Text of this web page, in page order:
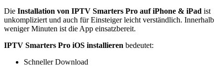
Die Installation von IPTV Smarters Pro auf iPhone & iPad ist
unkompliziert und auch für Einsteiger leicht verständlich. Innerhalb
weniger Minuten ist die App einsatzbereit.
IPTV Smarters Pro iOS installieren bedeutet:
Schneller Download